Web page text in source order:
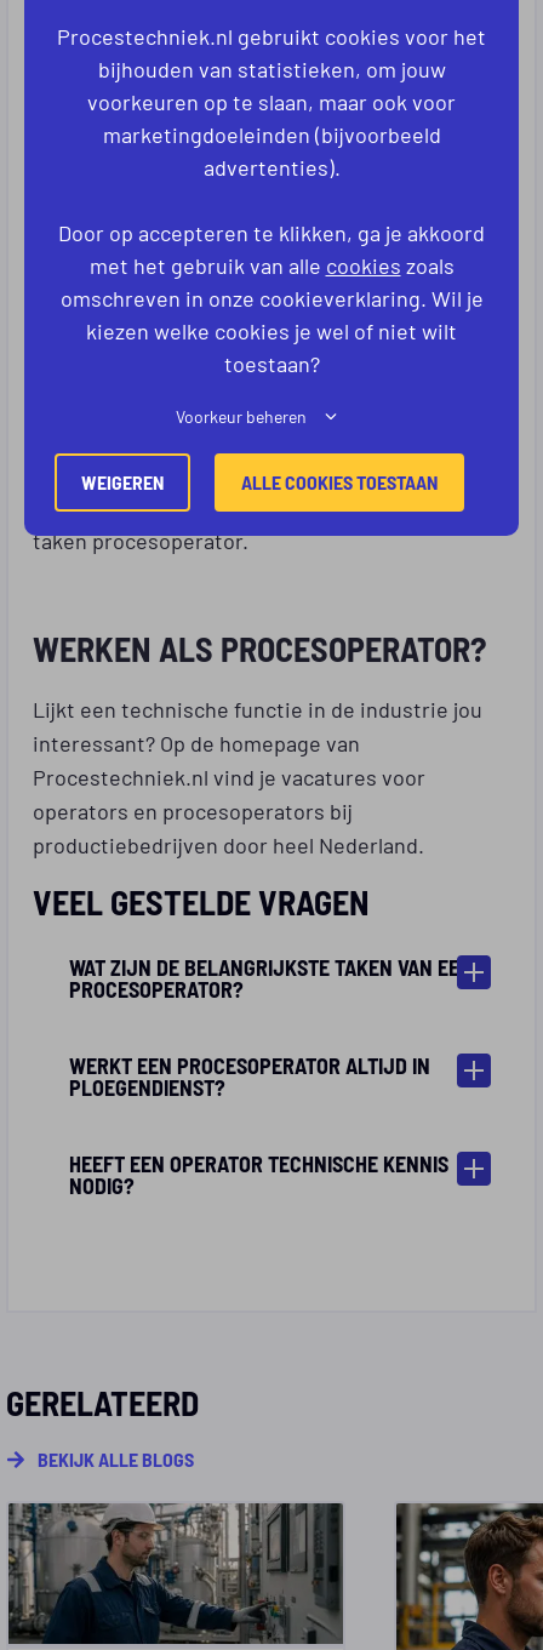
aan de volgende ploeg. Je noteert
bijzonderheden in systemen of logboeken zodat
collega’s precies weten wat er tijdens jouw dienst
Storingen of afwijkingen
Uitgevoerde controles
Productiecijfers
Lopend onderhoud
productieprocessen veilig en stabiel te houden.
Dat is een belangrijk onderdeel van de dagelijkse
taken procesoperator.
WERKEN ALS PROCESOPERATOR?
Lijkt een technische functie in de industrie jou
interessant? Op de homepage van
Procestechniek.nl vind je vacatures voor
operators en procesoperators bij
productiebedrijven door heel Nederland.
VEEL GESTELDE VRAGEN
WAT ZIJN DE BELANGRIJKSTE TAKEN VAN EEN
PROCESOPERATOR?
WERKT EEN PROCESOPERATOR ALTIJD IN
PLOEGENDIENST?
HEEFT EEN OPERATOR TECHNISCHE KENNIS
NODIG?
GERELATEERD
BEKIJK ALLE BLOGS
Procestechniek.nl gebruikt cookies voor het
bijhouden van statistieken, om jouw
voorkeuren op te slaan, maar ook voor
marketingdoeleinden (bijvoorbeeld
advertenties).
Door op accepteren te klikken, ga je akkoord
met het gebruik van alle cookies zoals
omschreven in onze cookieverklaring. Wil je
kiezen welke cookies je wel of niet wilt
toestaan?
Voorkeur beheren
WEIGEREN ALLE COOKIES TOESTAAN